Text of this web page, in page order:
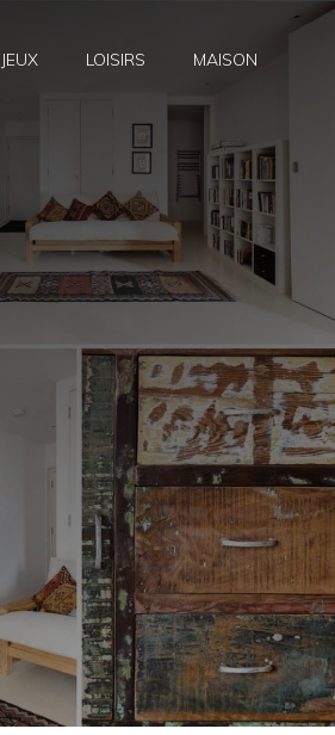
JEUX LOISIRS MAISON